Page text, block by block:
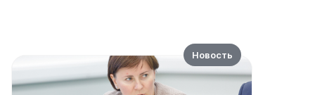
Новость